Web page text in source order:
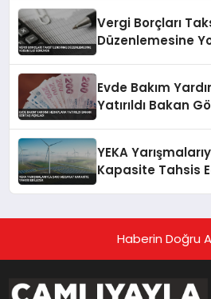
Vergi Borçları
Düzenlemesine
Evde Bakım
Yatırıldı Bakan
YEKA
Kapasite Tahsis
Haberin Doğru